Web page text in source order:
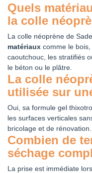
Quels
la colle
La colle néoprène de
matériaux comme le
caoutchouc, les stratifiés
le béton ou le plâtre.
La colle
utilisée sur
Oui, sa formule gel
les surfaces verticales
bricolage et de rénovation.
Combien de
séchage
La prise est immédiate